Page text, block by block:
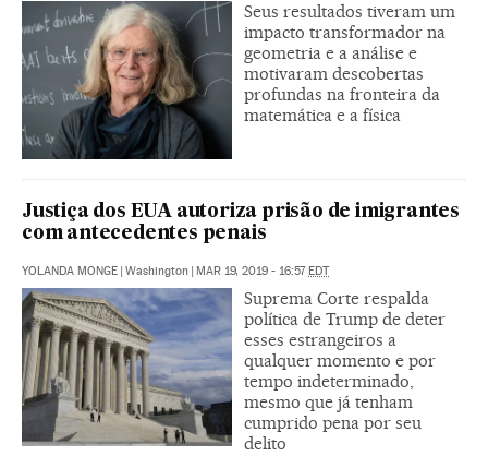
Seus resultados tiveram um
impacto transformador na
geometria e a análise e
motivaram descobertas
profundas na fronteira da
matemática e a física
Justiça dos EUA autoriza prisão de imigrantes
com antecedentes penais
YOLANDA MONGE | Washington | MAR 19, 2019 - 16:57EDT
Suprema Corte respalda
política de Trump de deter
esses estrangeiros a
qualquer momento e por
tempo indeterminado,
mesmo que já tenham
cumprido pena por seu
delito